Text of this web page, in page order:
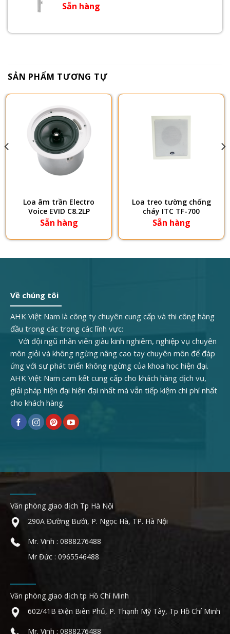
Sẵn hàng
SẢN PHẨM TƯƠNG TỰ
Loa âm trần Electro
Voice EVID C8.2LP
Sẵn hàng
Loa treo tường chống
cháy ITC TF-700
Sẵn hàng
Về chúng tôi
AHK Việt Nam là công ty chuyên cung cấp và thi công hàng
đầu trong các trong các lĩnh vực:
Với đội ngũ nhân viên giàu kinh nghiêm, nghiệp vụ chuyên
môn giỏi và không ngừng nâng cao tay chuyên môn để đáp
ứng với sự phát triển không ngừng của khoa học hiện đại.
AHK Việt Nam cam kết cung cấp cho khách hàng dịch vụ,
giải pháp hiện đại hiện đại nhất mà vẫn tiếp kiệm chi phí nhất
cho khách hàng.
Văn phòng giao dịch Tp Hà Nội
290A Đường Bưởi, P. Ngọc Hà, TP. Hà Nội
Mr. Vinh : 0888276488
Mr Đức : 0965546488
Văn phòng giao dịch tp Hồ Chí Minh
602/41B Điện Biên Phủ, P. Thạnh Mỹ Tây, Tp Hồ Chí Minh
Mr. Vinh : 0888276488